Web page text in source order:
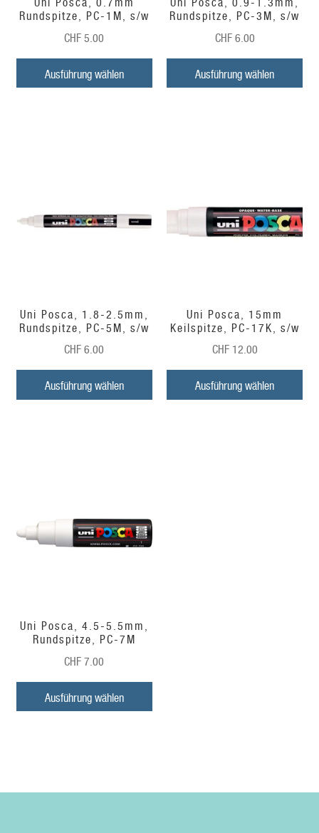
Rundspitze, PC-1M, s/w
CHF5.00
Ausführung wählen
Rundspitze, PC-3M, s/w
CHF 6.00
Ausführung wählen
Uni Posca, 1.8-2.5mm,
Rundspitze, PC-5M, s/w
CHF6.00
Ausführung wählen
Uni Posca, 15mm
Keilspitze, PC-17K, s/w
CHF 12.00
Ausführung wählen
Uni Posca, 4.5-5.5mm,
Rundspitze, PC-7M
CHF7.00
Ausführung wählen